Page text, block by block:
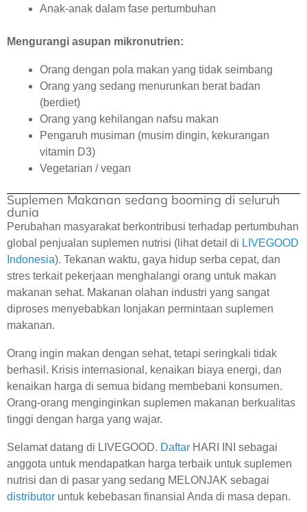
Anak-anak dalam fase pertumbuhan
Mengurangi asupan mikronutrien:
Orang dengan pola makan yang tidak seimbang
Orang yang sedang menurunkan berat badan
(berdiet)
Orang yang kehilangan nafsu makan
Pengaruh musiman (musim dingin, kekurangan
vitamin D3)
Vegetarian / vegan
Suplemen Makanan sedang booming di seluruh
dunia
Perubahan masyarakat berkontribusi terhadap pertumbuhan
global penjualan suplemen nutrisi (lihat detail di LIVEGOOD
Indonesia). Tekanan waktu, gaya hidup serba cepat, dan
stres terkait pekerjaan menghalangi orang untuk makan
makanan sehat. Makanan olahan industri yang sangat
diproses menyebabkan lonjakan permintaan suplemen
makanan.
Orang ingin makan dengan sehat, tetapi seringkali tidak
berhasil. Krisis internasional, kenaikan biaya energi, dan
kenaikan harga di semua bidang membebani konsumen.
Orang-orang menginginkan suplemen makanan berkualitas
tinggi dengan harga yang wajar.
Selamat datang di LIVEGOOD. Daftar HARI INI sebagai
anggota untuk mendapatkan harga terbaik untuk suplemen
nutrisi dan di pasar yang sedang MELONJAK sebagai
distributor untuk kebebasan finansial Anda di masa depan.